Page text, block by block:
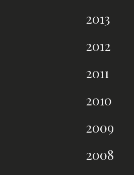
2013
2012
2011
2010
2009
2008